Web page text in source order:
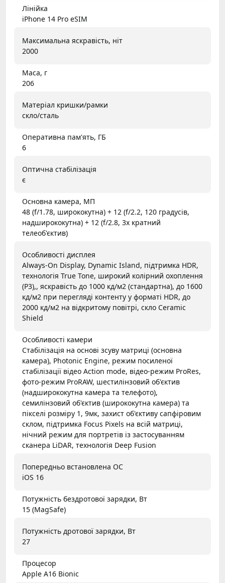
Лінійка
iPhone 14 Pro eSIM
Максимальна яскравість, ніт
2000
Маса, г
206
Матеріал кришки/рамки
скло/сталь
Оперативна пам'ять, ГБ
6
Оптична стабілізація
є
Основна камера, МП
48 (f/1.78, ширококутна) + 12 (f/2.2, 120 градусів,
надширококутна) + 12 (f/2.8, 3х кратний
телеоб'єктив)
Особливості дисплея
Always-On Display, Dynamic Island, підтримка HDR,
технологія True Tone, широкий колірний охоплення
(P3),, яскравість до 1000 кд/м2 (стандартна), до 1600
кд/м2 при перегляді контенту у форматі HDR, до
2000 кд/м2 на відкритому повітрі, скло Ceramic
Shield
Особливості камери
Стабілізація на основі зсуву матриці (основна
камера), Photonic Engine, режим посиленої
стабілізації відео Action mode, відео-режим ProRes,
фото-режим ProRAW, шестилінзовий об'єктив
(надширококутна камера та телефото),
семилінзовий об'єктив (ширококутна камера) та
пікселі розміру 1, 9мк, захист об'єктиву сапфіровим
склом, підтримка Focus Pixels на всій матриці,
нічний режим для портретів із застосуванням
сканера LiDAR, технологія Deep Fusion
Попередньо встановлена ОС
iOS 16
Потужність бездротової зарядки, Вт
15 (MagSafe)
Потужність дротової зарядки, Вт
27
Процесор
Apple A16 Bionic